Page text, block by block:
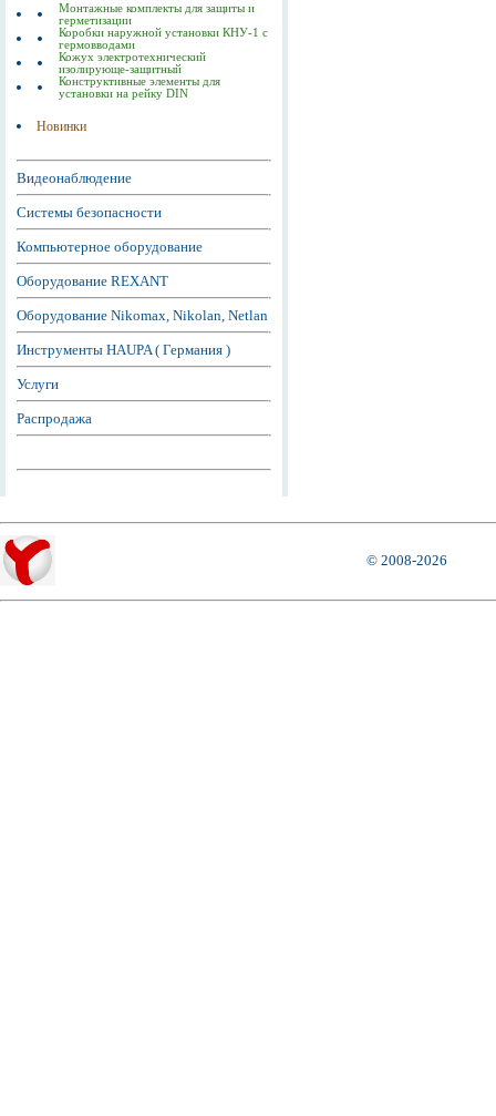
Монтажные комплекты для защиты и
герметизации
Коробки наружной установки КНУ-1 с
гермовводами
Кожух электротехнический
изолирующе-защитный
Конструктивные элементы для
установки на рейку DIN
Новинки
Видеонаблюдение
Системы безопасности
Компьютерное оборудование
Оборудование REXANT
Оборудование Nikomax, Nikolan, Netlan
Инструменты HAUPA ( Германия )
Услуги
Распродажа
© 2008-2026